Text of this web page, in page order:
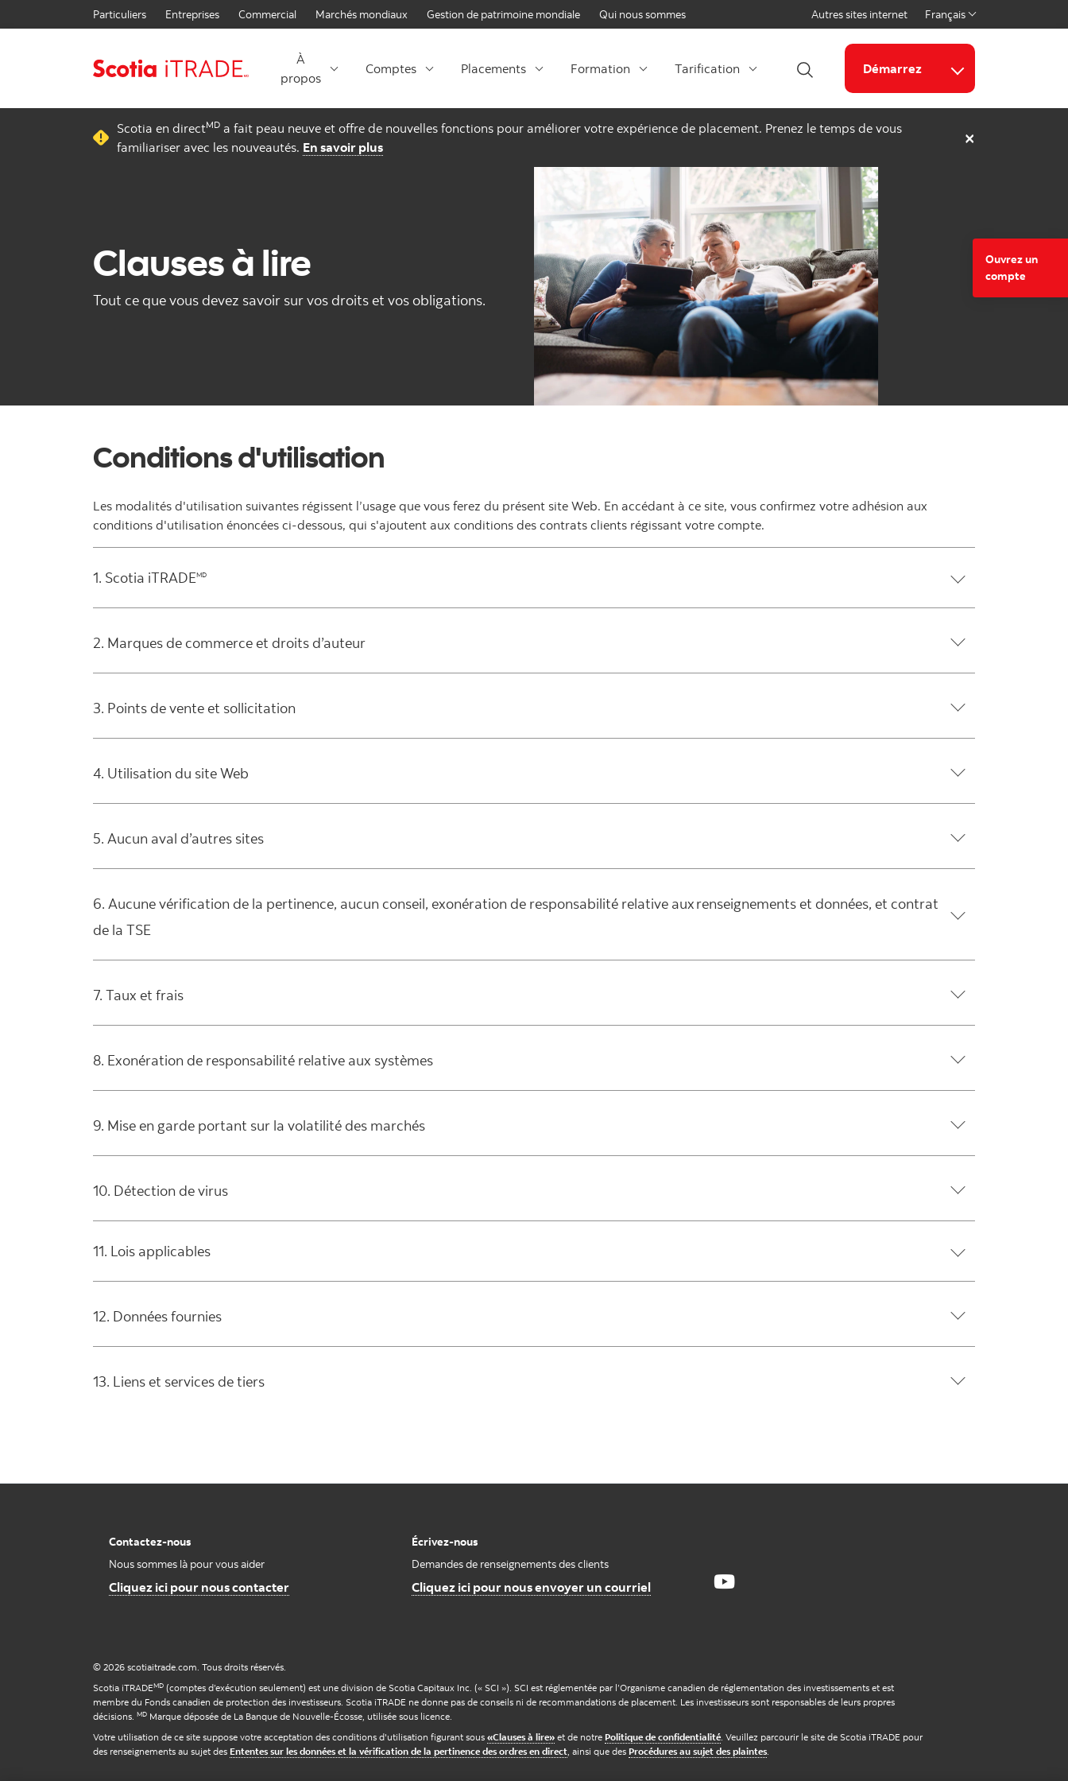
Passer au contenu
Particuliers Entreprises Commercial Marchés mondiaux Gestion de patrimoine mondiale Qui nous sommes Autres sites internet Français
Select a language
À
propos
Comptes Placements Formation
Tarification
Ouvrir la recherche
Démarrez
Liens connexes
Scotia en directMD a fait peau neuve et offre de nouvelles fonctions pour améliorer votre expérience de placement. Prenez le temps de vous
familiariser avec les nouveautés. En savoir plus ×
Clauses à lire
Tout ce que vous devez savoir sur vos droits et vos obligations.
Conditions d'utilisation
Les modalités d'utilisation suivantes régissent l’usage que vous ferez du présent site Web. En accédant à ce site, vous confirmez votre adhésion aux
conditions d'utilisation énoncées ci-dessous, qui s'ajoutent aux conditions des contrats clients régissant votre compte.
1. Scotia iTRADEMD
2. Marques de commerce et droits d’auteur
3. Points de vente et sollicitation
4. Utilisation du site Web
5. Aucun aval d’autres sites
6. Aucune vérification de la pertinence, aucun conseil, exonération de responsabilité relative aux renseignements et données, et contrat
de la TSE
7. Taux et frais
8. Exonération de responsabilité relative aux systèmes
9. Mise en garde portant sur la volatilité des marchés
10. Détection de virus
11. Lois applicables
12. Données fournies
13. Liens et services de tiers
Ouvrez un
compte
Contactez-nous
Nous sommes là pour vous aider
Cliquez ici pour nous contacter
Écrivez-nous
Demandes de renseignements des clients
Cliquez ici pour nous envoyer un courriel
© 2026 scotiaitrade.com. Tous droits réservés.
Scotia iTRADEMD (comptes d’exécution seulement) est une division de Scotia Capitaux Inc. (« SCI »). SCI est réglementée par l’Organisme canadien de réglementation des investissements et est
membre du Fonds canadien de protection des investisseurs. Scotia iTRADE ne donne pas de conseils ni de recommandations de placement. Les investisseurs sont responsables de leurs propres
décisions. MD Marque déposée de La Banque de Nouvelle-Écosse, utilisée sous licence.
Votre utilisation de ce site suppose votre acceptation des conditions d'utilisation figurant sous «Clauses à lire» et de notre Politique de confidentialité. Veuillez parcourir le site de Scotia iTRADE pour
des renseignements au sujet des Ententes sur les données et la vérification de la pertinence des ordres en direct, ainsi que des Procédures au sujet des plaintes.